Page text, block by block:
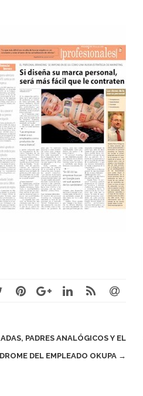
PADRES ANALÓGICOS Y EL
DEL EMPLEADO OKUPA →